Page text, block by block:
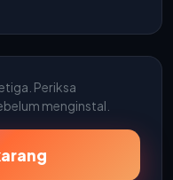
Periksa
menginstal.